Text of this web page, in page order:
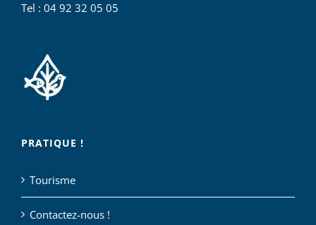
Tel : 04 92 32 05 05
PRATIQUE !
Tourisme
Contactez-nous !